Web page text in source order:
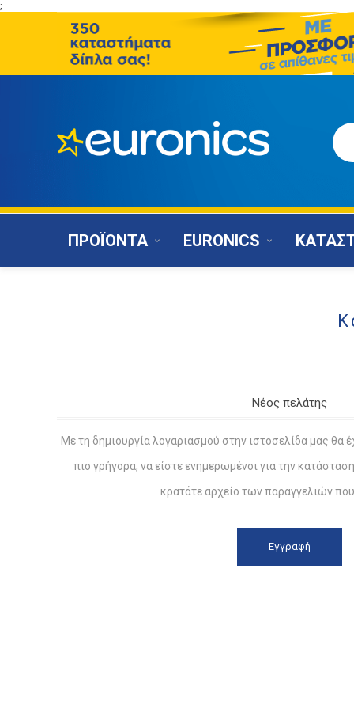
;
ΠΡΟΪΟΝΤΑ EURONICS
Νέος πελάτης
Με τη δημιουργία λογαριασμού στην ιστοσελίδα μας θα
πιο γρήγορα, να είστε ενημερωμένοι για την
κρατάτε αρχείο των παραγγελιών που